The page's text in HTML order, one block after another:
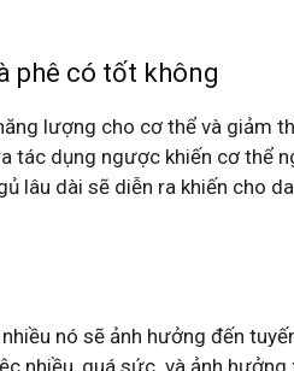
phê có tốt không
lượng cho cơ thể và giảm
tác dụng ngược khiến cơ thể
lâu dài sẽ diễn ra khiến cho
nó sẽ ảnh hưởng đến